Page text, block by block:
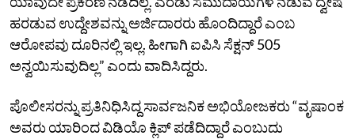
ಹರಡುವ ಉದ್ದೇಶವನ್ನು ಅರ್ಜಿದಾರರು ಹೊಂದಿದ್ದಾರೆ ಎಂಬ
ಆರೋಪವು ದೂರಿನಲ್ಲಿ ಇಲ್ಲ. ಹೀಗಾಗಿ ಐಪಿಸಿ ಸೆಕ್ಷನ್‌ 505
ಅನ್ವಯಿಸುವುದಿಲ್ಲ” ಎಂದು ವಾದಿಸಿದ್ದರು.
ಪೊಲೀಸರನ್ನು ಪ್ರತಿನಿಧಿಸಿದ್ದ ಸಾರ್ವಜನಿಕ ಅಭಿಯೋಜಕರು “ವೃಷಾಂಕ
ಅವರು ಯಾರಿಂದ ವಿಡಿಯೊ ಕ್ಲಿಪ್‌ ಪಡೆದಿದ್ದಾರೆ ಎಂಬುದು